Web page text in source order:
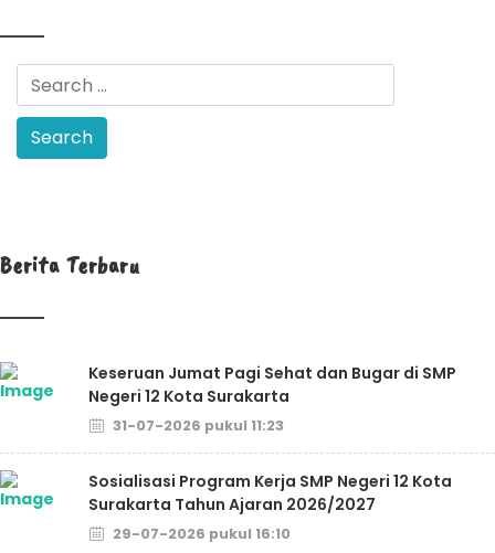
Berita Terbaru
Keseruan Jumat Pagi Sehat dan Bugar di SMP
Negeri 12 Kota Surakarta
31-07-2026 pukul 11:23
Sosialisasi Program Kerja SMP Negeri 12 Kota
Surakarta Tahun Ajaran 2026/2027
29-07-2026 pukul 16:10